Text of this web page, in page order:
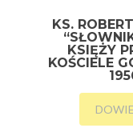
KS.
KSIĘŻY
KOŚCIELE